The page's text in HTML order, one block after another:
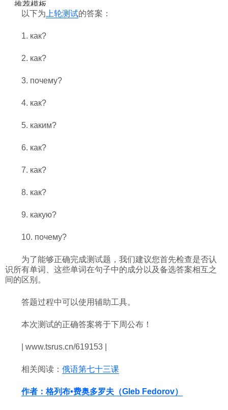
以下为 上轮测试的答案：
1. как?
2. как?
3. почему?
4. как?
5. каким?
6. как?
7. как?
8. как?
9. какую?
10. почему?
为了能够正确完成测试题，我们建议您首先检查是否认
识所有单词、这些单词在句子中的成分以及备选答案相互之
间的区别。
答题过程中可以使用辅助工具。
本次测试的正确答案将于下周公布！
| www.tsrus.cn/619153 |
相关阅读： 俄语第七十三课
作者：格列布•费奥多罗夫（Gleb Fedorov）